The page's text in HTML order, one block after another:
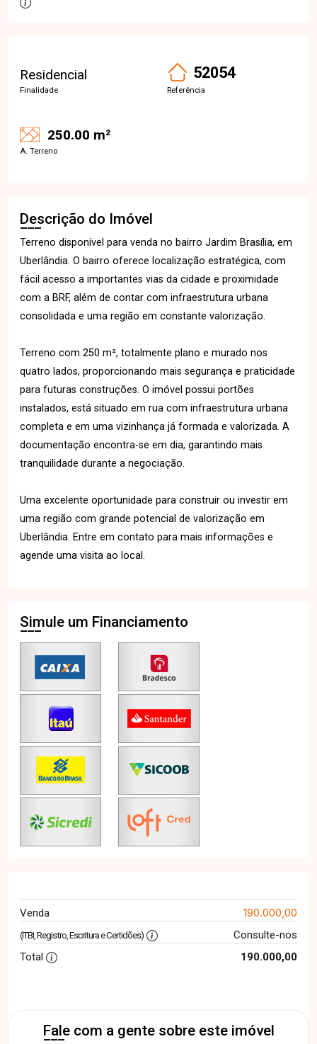
Residencial
Finalidade
52054
Referência
250.00 m²
A. Terreno
Descrição do Imóvel
Terreno disponível para venda no bairro Jardim Brasília, em
Uberlândia. O bairro oferece localização estratégica, com
fácil acesso a importantes vias da cidade e proximidade
com a BRF, além de contar com infraestrutura urbana
consolidada e uma região em constante valorização.
Terreno com 250 m², totalmente plano e murado nos
quatro lados, proporcionando mais segurança e praticidade
para futuras construções. O imóvel possui portões
instalados, está situado em rua com infraestrutura urbana
completa e em uma vizinhança já formada e valorizada. A
documentação encontra-se em dia, garantindo mais
tranquilidade durante a negociação.
Uma excelente oportunidade para construir ou investir em
uma região com grande potencial de valorização em
Uberlândia. Entre em contato para mais informações e
agende uma visita ao local.
Simule um Financiamento
Venda 190.000,00
(ITBI, Registro, Escritura e Certidões)
Consulte-nos
Total
190.000,00
Fale com a gente sobre este imóvel